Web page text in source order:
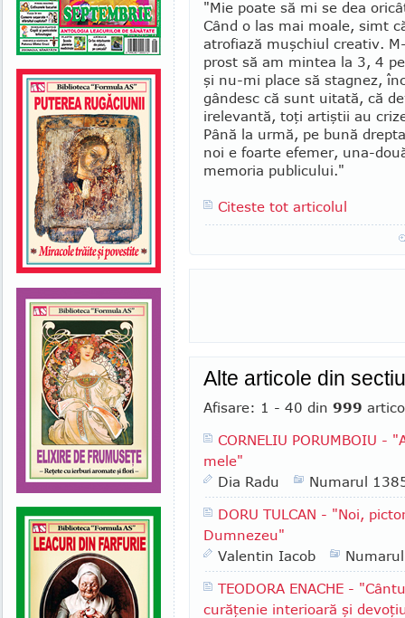
"Mie poate să mi se dea
Când o las mai moale, simt
atrofiază muşchiul creativ.
prost să am mintea la 3, 4
şi nu-mi place să stagnez,
gândesc că sunt uitată, că
irelevantă, toţi artiştii au
Până la urmă, pe bună
noi e foarte efemer, una-
memoria publicului."
Citeste tot articolul
Alte articole din
Afisare: 1 - 40 din 999
CORNELIU PORUMBOIU
mele"
Dia Radu
Numarul
DORU TULCAN - "Noi,
Dumnezeu"
Valentin Iacob
TEODORA ENACHE -
curăţenie interioară şi